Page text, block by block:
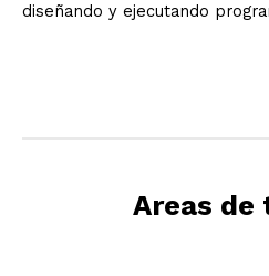
diseñando y ejecutando
Areas de